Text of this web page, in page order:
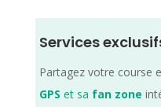
Services
Partagez votre course
GPS et sa fan zone